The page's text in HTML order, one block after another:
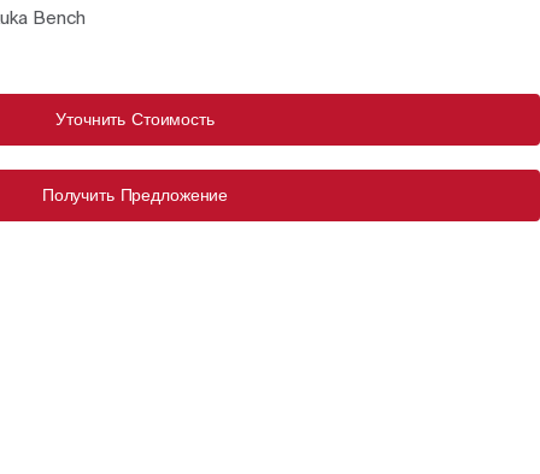
Bench
Уточнить Стоимость
Получить Предложение